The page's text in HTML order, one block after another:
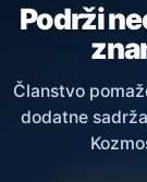
Podrži
Članstvo
dodatne